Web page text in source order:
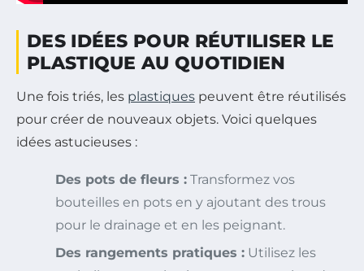
DES IDÉES POUR RÉUTILISER LE
PLASTIQUE AU QUOTIDIEN
Une fois triés, les plastiques peuvent être réutilisés
pour créer de nouveaux objets. Voici quelques
idées astucieuses :
Des pots de fleurs : Transformez vos
bouteilles en pots en y ajoutant des trous
pour le drainage et en les peignant.
Des rangements pratiques : Utilisez les